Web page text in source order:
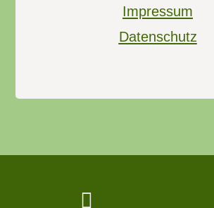
Impressum
Datenschutz